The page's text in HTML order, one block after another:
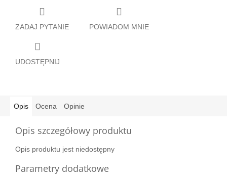
ZADAJ PYTANIE POWIADOM MNIE
UDOSTĘPNIJ
Opis Ocena Opinie
Opis szczegółowy produktu
Opis produktu jest niedostępny
Parametry dodatkowe